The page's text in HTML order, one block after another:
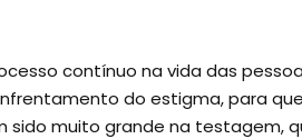
contínuo na vida das
do estigma, para
sido muito grande na testagem,